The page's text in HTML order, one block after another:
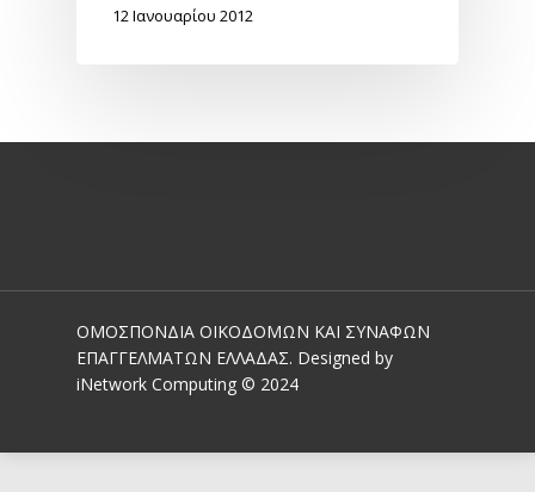
12 Ιανουαρίου 2012
ΟΜΟΣΠΟΝΔΙΑ ΟΙΚΟΔΟΜΩΝ ΚΑΙ ΣΥΝΑΦΩΝ
ΕΠΑΓΓΕΛΜΑΤΩΝ ΕΛΛΑΔΑΣ. Designed by
iNetwork Computing © 2024